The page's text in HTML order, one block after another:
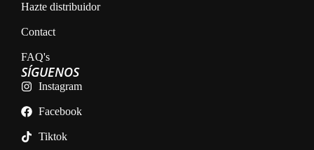
Hazte distribuidor
Contact
FAQ's
SÍGUENOS
Instagram
Facebook
Tiktok